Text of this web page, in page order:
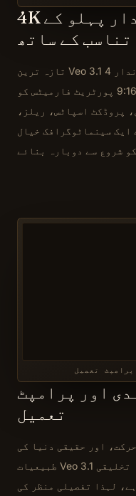
4K حقیقت پسندی لچکدار پہلو کے
تناسب کے ساتھ
تازہ ترین Veo 3.1 ریلیز شاندار 4K آؤٹ پٹ کے ساتھ ساتھ
قابل ترتیب 16:9 لینڈ اسکیپ اور 9:16 پورٹریٹ فارمیٹس کو
پروڈکٹ اسپاٹس، ریلز،
ایک سینماٹوگرافک خیال
شروع سے دوبارہ بنائے
تعمیل
اور پرامپٹ
تعمیل
اور حقیقی دنیا کی
طبیعیات Veo 3.1 میں زیادہ قدرتی لگتی ہیں۔ یہ تخلیقی
لہذا تفصیلی منظر کی